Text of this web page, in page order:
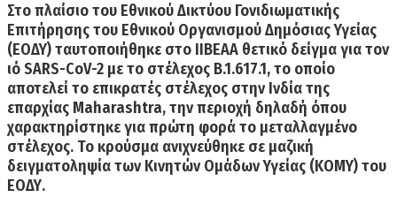
Στο πλαίσιο του Εθνικού Δικτύου Γονιδιωματικής
Επιτήρησης του Εθνικού Οργανισμού Δημόσιας Υγείας
(ΕΟΔΥ)ταυτοποιήθηκε στο ΙΙΒΕΑΑ θετικό δείγμα για τον
ιό SARS-CoV-2 με το στέλεχος Β.1.617.1, το οποίο
αποτελεί το επικρατές στέλεχος στην Ινδίατης
επαρχίας Maharashtra, την περιοχή δηλαδή όπου
χαρακτηρίστηκε για πρώτη φορά το μεταλλαγμένο
στέλεχος. Το κρούσμα ανιχνεύθηκε σε μαζική
δειγματοληψία των Κινητών Ομάδων Υγείας (ΚΟΜΥ) του
ΕΟΔΥ.